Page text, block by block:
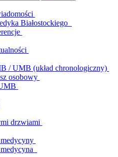
Białostockiego
/ UMB (układ chronologiczny)
osobowy
drzwiami